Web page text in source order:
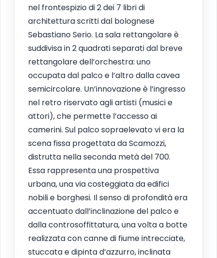
nel frontespizio di 2 dei 7 libri di
architettura scritti dal bolognese
Sebastiano Serio. La sala rettangolare è
suddivisa in 2 quadrati separati dal breve
rettangolare dell’orchestra: uno
occupata dal palco e l’altro dalla cavea
semicircolare. Un’innovazione è l’ingresso
nel retro riservato agli artisti (musici e
attori), che permette l’accesso ai
camerini. Sul palco sopraelevato vi era la
scena fissa progettata da Scamozzi,
distrutta nella seconda metà del 700.
Essa rappresenta una prospettiva
urbana, una via costeggiata da edifici
nobili e borghesi. Il senso di profondità era
accentuato dall’inclinazione del palco e
dalla controsoffittatura, una volta a botte
realizzata con canne di fiume intrecciate,
stuccata e dipinta d’azzurro, inclinata